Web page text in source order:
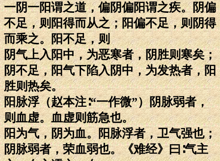
一阴一阳谓之道，偏阴偏阳谓之疾。阴偏
不足，则阳得而从之；阳偏不足，则阴得
而乘之。阳不足，则
阴气上入阳中，为恶寒者，阴胜则寒矣；
阴不足，阳气下陷入阴中，为发热者，阳
胜则热矣。
阳脉浮（赵本注∶“一作微”）阴脉弱者，
则血虚。血虚则筋急也。
阳为气，阴为血。阳脉浮者，卫气强也；
阴脉弱者，荣血弱也。《难经》曰∶气主